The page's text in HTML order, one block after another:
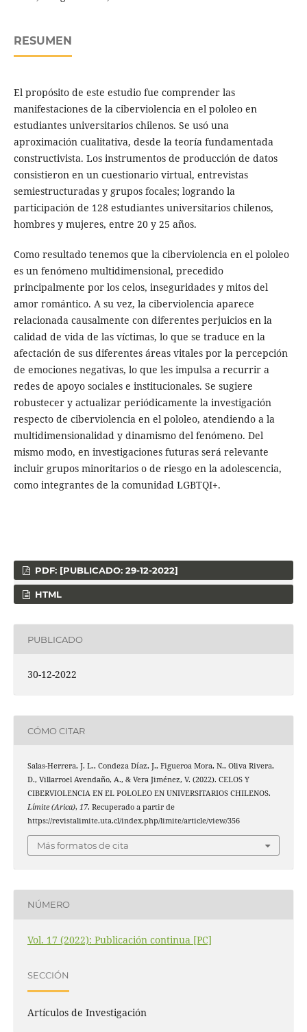
RESUMEN
El propósito de este estudio fue comprender las
manifestaciones de la ciberviolencia en el pololeo en
estudiantes universitarios chilenos. Se usó una
aproximación cualitativa, desde la teoría fundamentada
constructivista. Los instrumentos de producción de datos
consistieron en un cuestionario virtual, entrevistas
semiestructuradas y grupos focales; logrando la
participación de 128 estudiantes universitarios chilenos,
hombres y mujeres, entre 20 y 25 años.
Como resultado tenemos que la ciberviolencia en el pololeo
es un fenómeno multidimensional, precedido
principalmente por los celos, inseguridades y mitos del
amor romántico. A su vez, la ciberviolencia aparece
relacionada causalmente con diferentes perjuicios en la
calidad de vida de las víctimas, lo que se traduce en la
afectación de sus diferentes áreas vitales por la percepción
de emociones negativas, lo que les impulsa a recurrir a
redes de apoyo sociales e institucionales. Se sugiere
robustecer y actualizar periódicamente la investigación
respecto de ciberviolencia en el pololeo, atendiendo a la
multidimensionalidad y dinamismo del fenómeno. Del
mismo modo, en investigaciones futuras será relevante
incluir grupos minoritarios o de riesgo en la adolescencia,
como integrantes de la comunidad LGBTQI+.
PDF: [PUBLICADO: 29-12-2022]
HTML
PUBLICADO
30-12-2022
CÓMO CITAR
Salas-Herrera, J. L., Condeza Díaz, J., Figueroa Mora, N., Oliva Rivera,
D., Villarroel Avendaño, A., & Vera Jiménez, V. (2022). CELOS Y
CIBERVIOLENCIA EN EL POLOLEO EN UNIVERSITARIOS CHILENOS.
Límite (Arica), 17. Recuperado a partir de
https://revistalimite.uta.cl/index.php/limite/article/view/356
Más formatos de cita
NÚMERO
Vol. 17 (2022): Publicación continua [PC]
SECCIÓN
Artículos de Investigación